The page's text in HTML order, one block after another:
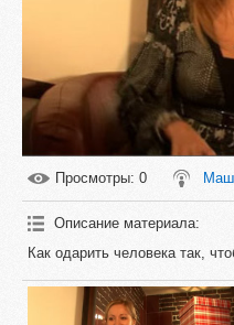
Просмотры: 0
Описание материала:
Как одарить человека так,